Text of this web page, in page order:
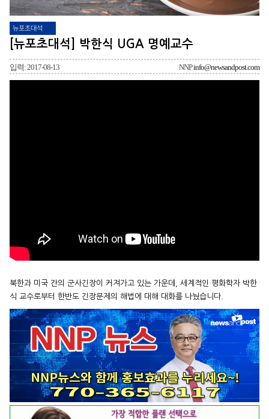
뉴포초대석
[뉴포초대석] 박한식 UGA 명예교수
입력: 2017-08-13 NNPinfo@newsandpost.com
북한과 미국 간의 군사긴장이 커져가고 있는 가운데, 세계적인 평화학자 박한
식 교수로부터 한반도 긴장문제의 해법에 대해 대화를 나눴습니다.